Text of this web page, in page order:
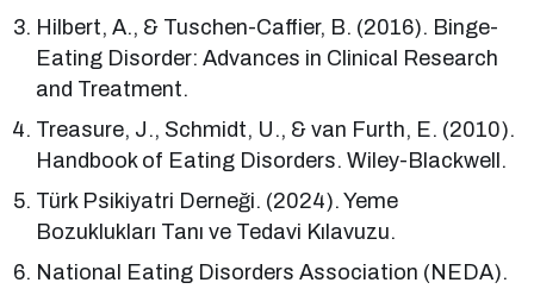
Hilbert, A., & Tuschen-Caffier, B. (2016). Binge-
Eating Disorder: Advances in Clinical Research
and Treatment.
Treasure, J., Schmidt, U., & van Furth, E. (2010).
Handbook of Eating Disorders. Wiley-Blackwell.
Türk Psikiyatri Derneği. (2024). Yeme
Bozuklukları Tanı ve Tedavi Kılavuzu.
National Eating Disorders Association (NEDA).